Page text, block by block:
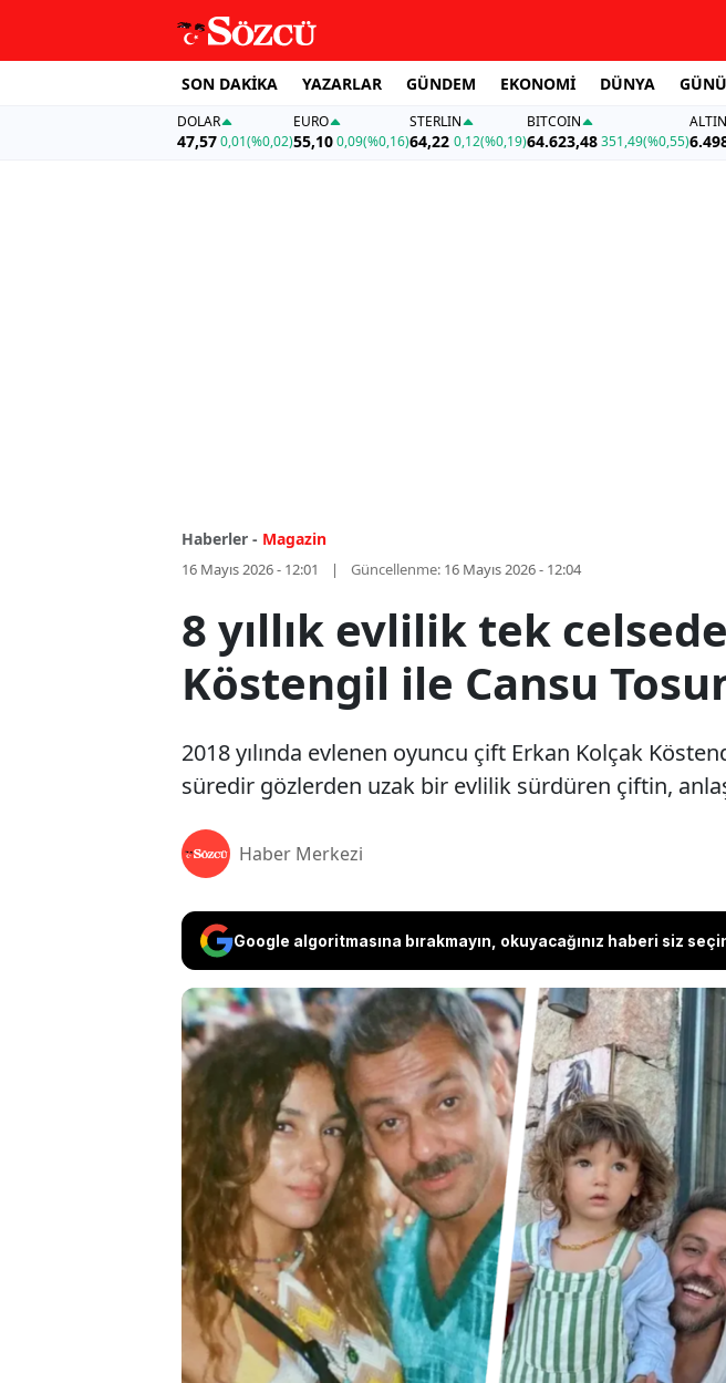
SON DAKİKA YAZARLAR GÜNDEM EKONOMİ DÜNYA
DOLAR
47,570,01(%0,02)
EURO
55,10 0,09(%0,16)
STERLIN
64,22 0,12(%0,19)
BITCOIN
64.623,48351,49(%0,55)
ALTIN
Haberler - Magazin
16 Mayıs 2026 - 12:01 Güncellenme: 16 Mayıs 2026 - 12:04
8 yıllık evlilik tek
Köstengil ile Cansu
2018 yılında evlenen oyuncu çift Erkan Kolçak
süredir gözlerden uzak bir evlilik sürdüren çiftin,
Haber Merkezi
Google algoritmasına bırakmayın, okuyacağınız haberi siz
2018 yılında evlenen oyuncu çift
Cansu Tosun’dan üzücü bir haber
gözlerden uzak bir evlilik sürdüren
celsede boşandığı öğrenildi.